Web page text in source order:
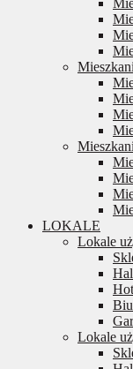
LOKALE
Lokale
Lokale